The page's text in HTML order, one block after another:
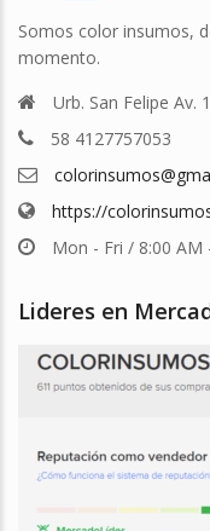
Somos color insumos,
momento.
Urb. San Felipe Av.
58 4127757053
https://
Mon - Fri / 8:00 AM
Lideres en